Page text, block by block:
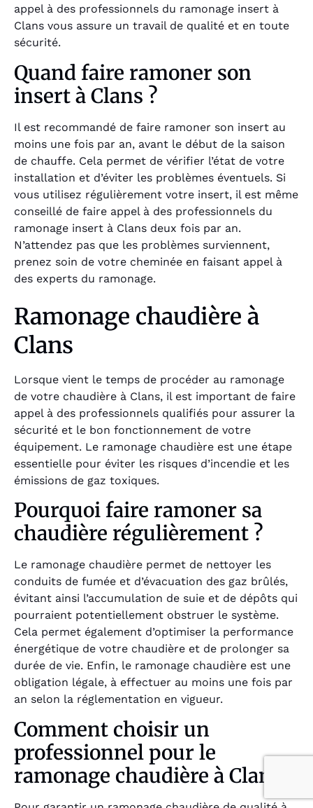
appel à des professionnels du ramonage insert à
Clans vous assure un travail de qualité et en toute
sécurité.
Quand faire ramoner son
insert à Clans ?
Il est recommandé de faire ramoner son insert au
moins une fois par an, avant le début de la saison
de chauffe. Cela permet de vérifier l’état de votre
installation et d’éviter les problèmes éventuels. Si
vous utilisez régulièrement votre insert, il est même
conseillé de faire appel à des professionnels du
ramonage insert à Clans deux fois par an.
N’attendez pas que les problèmes surviennent,
prenez soin de votre cheminée en faisant appel à
des experts du ramonage.
Ramonage chaudière à
Clans
Lorsque vient le temps de procéder au ramonage
de votre chaudière à Clans, il est important de faire
appel à des professionnels qualifiés pour assurer la
sécurité et le bon fonctionnement de votre
équipement. Le ramonage chaudière est une étape
essentielle pour éviter les risques d’incendie et les
émissions de gaz toxiques.
Pourquoi faire ramoner sa
chaudière régulièrement ?
Le ramonage chaudière permet de nettoyer les
conduits de fumée et d’évacuation des gaz brûlés,
évitant ainsi l’accumulation de suie et de dépôts qui
pourraient potentiellement obstruer le système.
Cela permet également d’optimiser la performance
énergétique de votre chaudière et de prolonger sa
durée de vie. Enfin, le ramonage chaudière est une
obligation légale, à effectuer au moins une fois par
an selon la réglementation en vigueur.
Comment choisir un
professionnel pour le
ramonage chaudière à Clans ?